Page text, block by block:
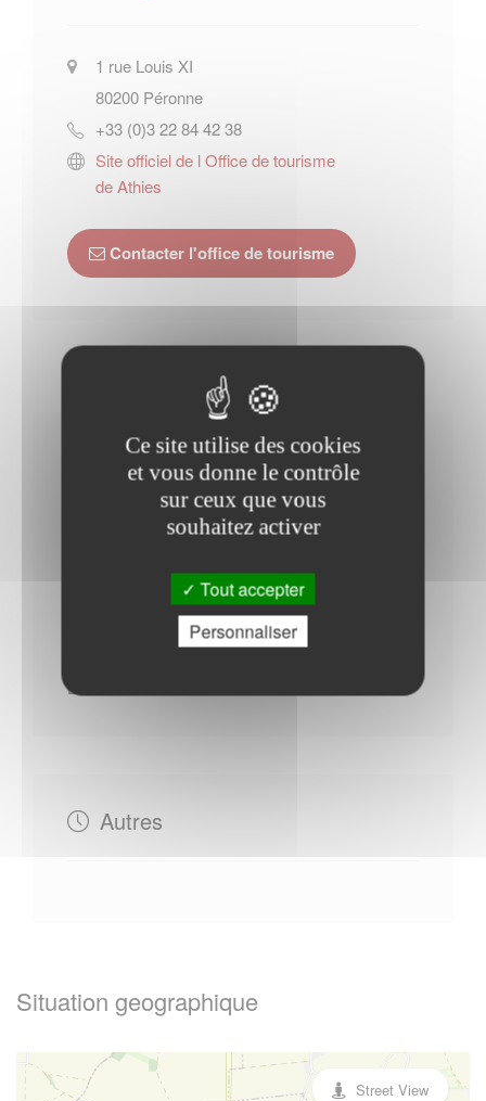
1 rue Louis XI
80200 Péronne
+33 (0)3 22 84 42 38
Site officiel de l Office de tourisme
de Athies
Contacter l'office de tourisme
Horaires Mairie
Samedi : - 09h00 à 10h00
Vendredi : - 10h00 à 12h00 - 13h00 à 15h00
Jeudi : - 10h00 à 12h00 - 14h00 à 16h00
Lundi : - 10h00 à 12h00
Autres
Situation geographique
Street View
Ce site utilise des cookies
et vous donne le contrôle
sur ceux que vous
souhaitez activer
Tout accepter
Personnaliser